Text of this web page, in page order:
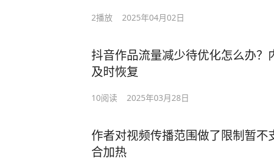
2播放 2025年04月02日
抖音作品流量减少待优化怎么办？
及时恢复
10阅读 2025年03月28日
作者对视频传播范围做了限制暂不
合加热